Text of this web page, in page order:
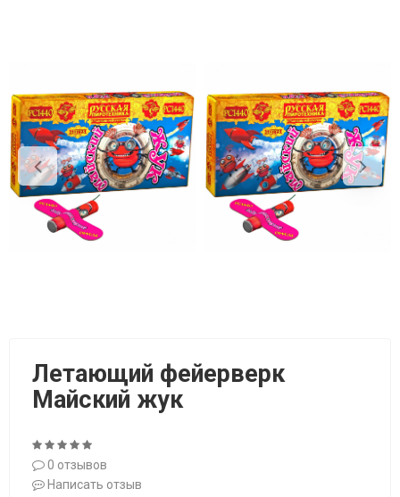
Летающий фейерверк
Майский жук
0 отзывов
Написать отзыв